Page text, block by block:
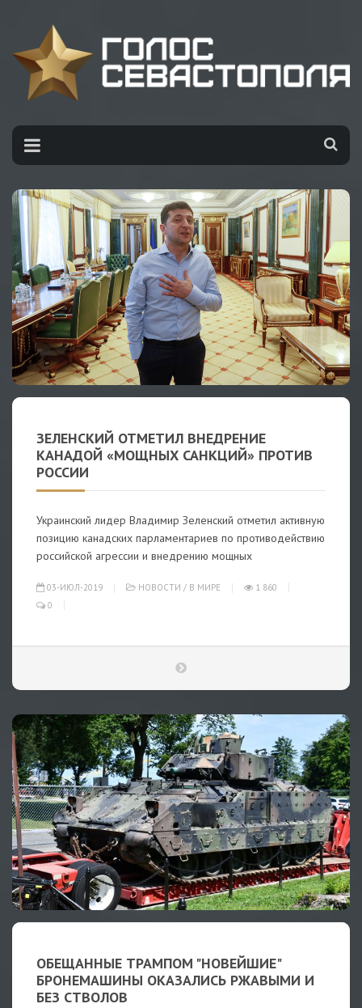
ЗЕЛЕНСКИЙ ОТМЕТИЛ ВНЕДРЕНИЕ
КАНАДОЙ «МОЩНЫХ САНКЦИЙ» ПРОТИВ
РОССИИ
Украинский лидер Владимир Зеленский отметил активную
позицию канадских парламентариев по противодействию
российской агрессии и внедрению мощных
03-ИЮЛ-2019 НОВОСТИ / В МИРЕ
1 860
0
ОБЕЩАННЫЕ ТРАМПОМ "НОВЕЙШИЕ"
БРОНЕМАШИНЫ ОКАЗАЛИСЬ РЖАВЫМИ И
БЕЗ СТВОЛОВ